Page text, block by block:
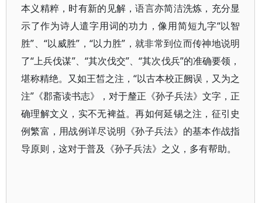
本义精粹，时有新的见解，语言亦简洁洗炼，充分显
示了作为诗人遣字用词的功力，像用简短九字“以智
胜”、“以威胜”，“以力胜”，就非常到位而传神地说明
了“上兵伐谋”、“其次伐交”、“其次伐兵”的准确要领，
堪称精绝。又如王皙之注，“以古本校正阙误，又为之
注”《郡斋读书志》，对于釐正《孙子兵法》文字，正
确理解文义，实不无裨益。再如何延锡之注，征引史
例繁富，用战例详尽说明《孙子兵法》的基本作战指
导原则，这对于普及《孙子兵法》之义，多有帮助。